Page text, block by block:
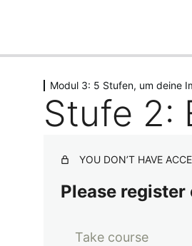
Modul 3: 5 Stufen, um deine
Stufe 2:
YOU DON’T HAVE
Please
Take course